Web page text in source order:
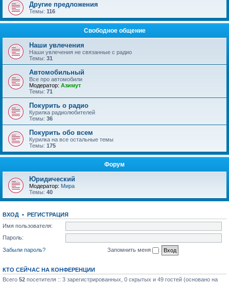
Другие предложения
Темы: 116
Свободное общение
Наши увлечения
Наши увлечения не связанные с радио
Темы: 31
Автомобильный
Все про автомобили
Модератор: Азимут
Темы: 71
Покурить о радио
Курилка радиолюбителей
Темы: 36
Покурить обо всем
Курилка на все остальные темы
Темы: 175
Форум
Юридический
Модератор: Мира
Темы: 40
ВХОД • РЕГИСТРАЦИЯ
Имя пользователя:
Пароль:
Забыли пароль?
Запомнить меня
КТО СЕЙЧАС НА КОНФЕРЕНЦИИ
Всего 52 посетителя :: 3 зарегистрированных, 0 скрытых и 49 гостей (основано на